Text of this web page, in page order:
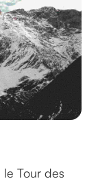
le Tour des